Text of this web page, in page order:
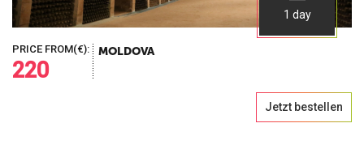
1 day
PRICE FROM(€):
220
MOLDOVA
Jetzt bestellen